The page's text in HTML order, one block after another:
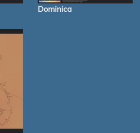
Dominica